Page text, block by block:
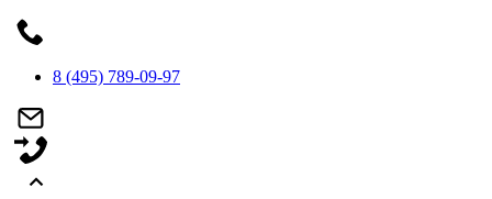
8 (495) 789-09-97